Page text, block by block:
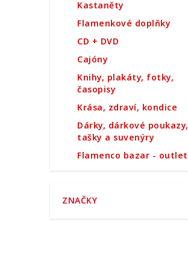
Kastaněty
Flamenkové doplňky
CD + DVD
Cajóny
Knihy, plakáty, fotky,
časopisy
Krása, zdraví, kondice
Dárky, dárkové poukazy,
tašky a suvenýry
Flamenco bazar - outlet
ZNAČKY